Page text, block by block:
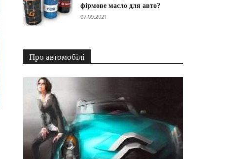
фірмове масло для авто?
07.09.2021
Про автомобілі